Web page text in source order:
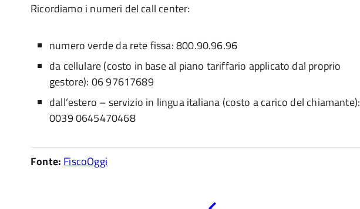
Ricordiamo i numeri del call center:
numero verde da rete fissa: 800.90.96.96
da cellulare (costo in base al piano tariffario applicato dal proprio
gestore): 06 97617689
dall’estero – servizio in lingua italiana (costo a carico del chiamante):
0039 0645470468
Fonte: FiscoOggi